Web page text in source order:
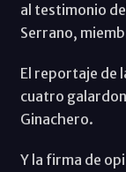
al testimonio
Serrano,
El reportaje de
cuatro
Ginachero.
Y la firma de